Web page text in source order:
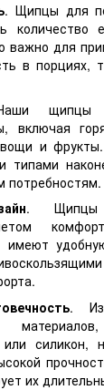
. Щипцы для
важно для
в порциях,
щипцы
включая
и
типами
потребностям.
. Щипцы
имеют
.
силикон,
их